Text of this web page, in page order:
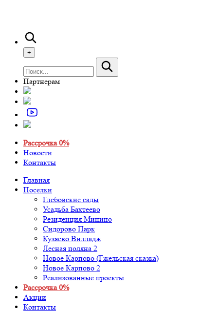
+
Партнерам
Рассрочка 0%
Новости
Контакты
Главная
Поселки
Глебовские сады
Усадьба Бахтеево
Резиденция Минино
Сидорово Парк
Кузяево Вилладж
Лесная поляна 2
Новое Карпово (Гжельская сказка)
Новое Карпово 2
Реализованные проекты
Рассрочка 0%
Акции
Контакты